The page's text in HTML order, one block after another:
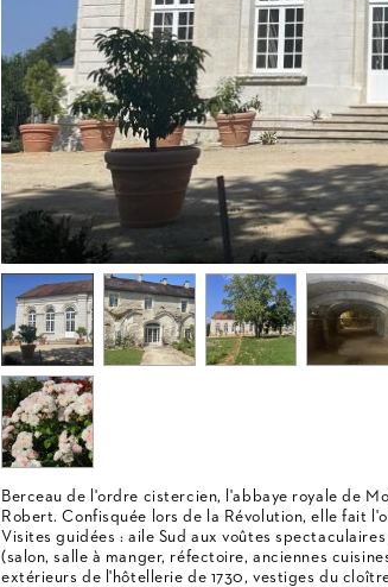
Berceau de l'ordre cistercien, l'abbaye royale de
Robert. Confisquée lors de la Révolution, elle fait
Visites guidées : aile Sud aux voûtes
(salon, salle à manger, réfectoire, anciennes
extérieurs de l'hôtellerie de 1730, vestiges du